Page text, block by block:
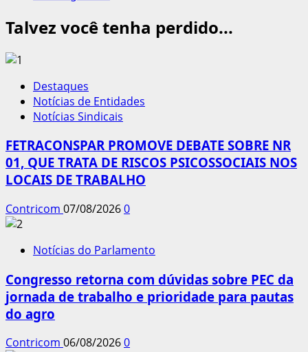
Talvez você tenha perdido...
Destaques
Notícias de Entidades
Notícias Sindicais
FETRACONSPAR PROMOVE DEBATE SOBRE NR
01, QUE TRATA DE RISCOS PSICOSSOCIAIS NOS
LOCAIS DE TRABALHO
Contricom 07/08/20260
Notícias do Parlamento
Congresso retorna com dúvidas sobre PEC da
jornada de trabalho e prioridade para pautas
do agro
Contricom 06/08/20260